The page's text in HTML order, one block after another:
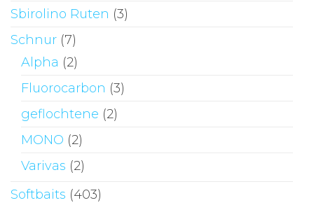
Sbirolino Ruten (3)
Schnur (7)
Alpha (2)
Fluorocarbon (3)
geflochtene (2)
MONO (2)
Varivas (2)
Softbaits (403)